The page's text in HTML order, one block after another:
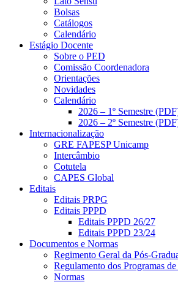
Bolsas
Catálogos
Calendário
Estágio Docente
Sobre o PED
Comissão Coordenadora
Orientações
Novidades
Calendário
2026 – 1º Semestre
2026 – 2º Semestre
Internacionalização
GRE FAPESP Unicamp
Intercâmbio
Cotutela
CAPES Global
Editais
Editais PRPG
Editais PPPD
Editais PPPD 26/27
Editais PPPD 23/24
Documentos e Normas
Regimento Geral da Pós-
Regulamento dos Programas
Normas